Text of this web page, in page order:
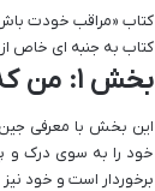
کتاب «مراقب خودت
کتاب به جنبه ای خاص
بخش ۱: من که هستم که این کتاب را بنویسم؟
این بخش با معرفی
خود را به سوی درک و
برخوردار است و خود